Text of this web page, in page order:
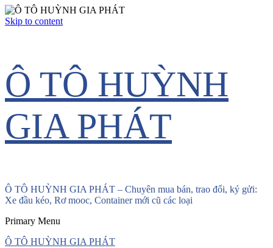
Skip to content
Ô TÔ HUỲNH
GIA PHÁT
Ô TÔ HUỲNH GIA PHÁT – Chuyên mua bán, trao đổi, ký gửi:
Xe đầu kéo, Rơ mooc, Container mới cũ các loại
Primary Menu
Ô TÔ HUỲNH GIA PHÁT